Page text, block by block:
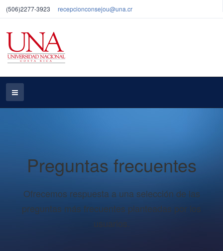
(506)2277-3923 recepcionconsejou@una.cr
Preguntas frecuentes
Ofrecemos respuesta a una selección de las
preguntas más frecuentes planteadas por los
usuarios.